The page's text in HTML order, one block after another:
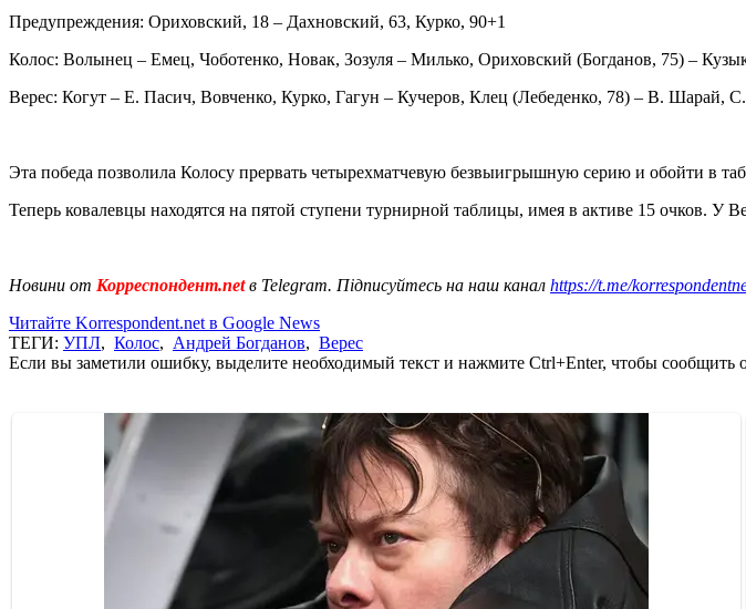
Предупреждения: Ориховский, 18 – Дахновский, 63, Курко, 90+1
Колос: Волынец – Емец, Чоботенко, Новак, Зозуля – Милько, Ориховский (Богданов, 75) –
Верес: Когут – Е. Пасич, Вовченко, Курко, Гагун – Кучеров, Клец (Лебеденко, 78) – В.
Эта победа позволила Колосу прервать четырехматчевую безвыигрышную серию и обойти в
Теперь ковалевцы находятся на пятой ступени турнирной таблицы, имея в активе 15 очков. У
Новини от Корреспондент.netв Telegram. Підписуйтесь на наш канал https://t.me/
Читайте Korrespondent.net в Google News
ТЕГИ: УПЛ, Колос, Андрей Богданов, Верес
Если вы заметили ошибку, выделите необходимый текст и нажмите Ctrl+Enter, чтобы сообщить